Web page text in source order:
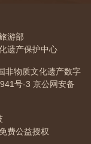
游部
遗产保护中心
非物质文化遗产数字
号-3 京公网安备
费公益授权